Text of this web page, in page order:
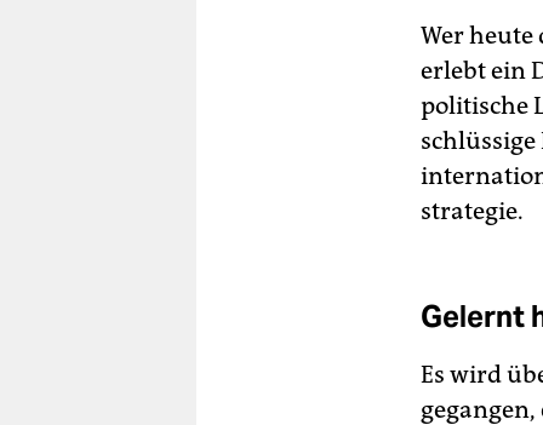
Wer heute
erlebt ein
politische
strategie.
Gelernt
Es wird